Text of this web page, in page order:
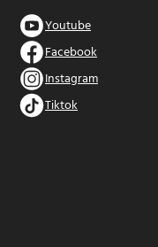
Youtube
Facebook
Instagram
Tiktok